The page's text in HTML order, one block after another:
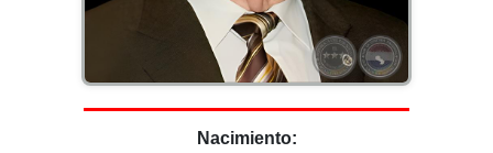
Nacimiento: